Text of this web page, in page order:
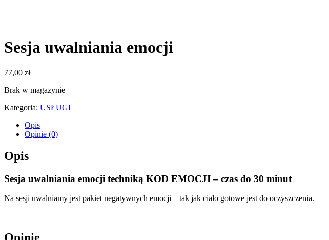
Sesja uwalniania emocji
77,00 zł
Brak w magazynie
Kategoria: USŁUGI
Opis
Opinie (0)
Opis
Sesja uwalniania emocji techniką KOD EMOCJI – czas do 30 minut
Na sesji uwalniamy jest pakiet negatywnych emocji – tak jak ciało gotowe jest do oczyszczenia.